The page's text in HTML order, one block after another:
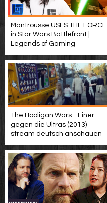
Mantrousse USES THE FORCE
in Star Wars Battlefront |
Legends of Gaming
The Hooligan Wars - Einer
gegen die Ultras (2013)
stream deutsch anschauen